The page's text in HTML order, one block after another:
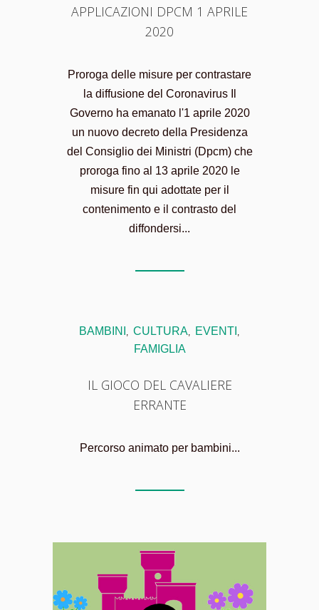
APPLICAZIONI DPCM 1 APRILE
2020
Proroga delle misure per contrastare
la diffusione del Coronavirus Il
Governo ha emanato l'1 aprile 2020
un nuovo decreto della Presidenza
del Consiglio dei Ministri (Dpcm) che
proroga fino al 13 aprile 2020 le
misure fin qui adottate per il
contenimento e il contrasto del
diffondersi...
BAMBINI CULTURA, EVENTI
FAMIGLIA
IL GIOCO DEL CAVALIERE
ERRANTE
Percorso animato per bambini...